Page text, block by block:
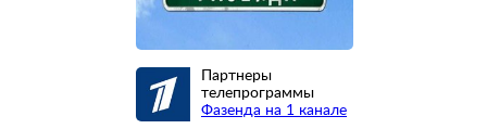
Партнеры
телепрограммы
Фазенда на 1 канале